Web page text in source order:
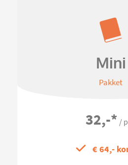
Mini
Pakket
32,-* /
€ 64,-